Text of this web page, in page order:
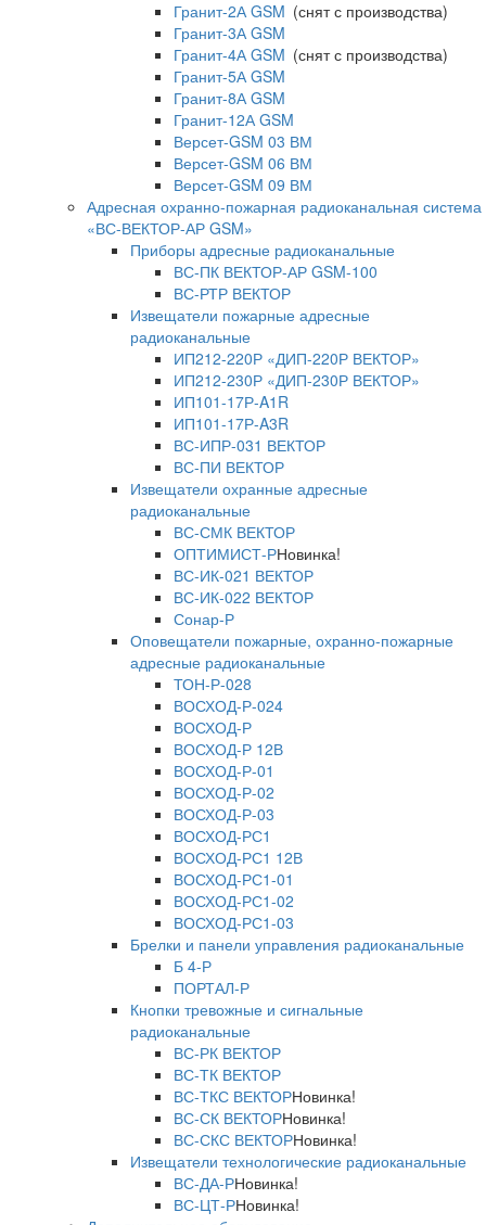
Гранит-2А GSM (снят с производства)
Гранит-3А GSM
Гранит-4А GSM (снят с производства)
Гранит-5А GSM
Гранит-8А GSM
Гранит-12А GSM
Версет-GSM 03 ВМ
Версет-GSM 06 ВМ
Версет-GSM 09 ВМ
Адресная охранно-пожарная радиоканальная система
«ВС-ВЕКТОР-АР GSM»
Приборы адресные радиоканальные
ВС-ПК ВЕКТОР-АР GSM-100
ВС-РТР ВЕКТОР
Извещатели пожарные адресные
радиоканальные
ИП212-220Р «ДИП-220Р ВЕКТОР»
ИП212-230Р «ДИП-230Р ВЕКТОР»
ИП101-17Р-A1R
ИП101-17Р-A3R
ВС-ИПР-031 ВЕКТОР
ВС-ПИ ВЕКТОР
Извещатели охранные адресные
радиоканальные
ВС-СМК ВЕКТОР
ОПТИМИСТ-РНовинка!
ВС-ИК-021 ВЕКТОР
ВС-ИК-022 ВЕКТОР
Сонар-Р
Оповещатели пожарные, охранно-пожарные
адресные радиоканальные
ТОН-Р-028
ВОСХОД-Р-024
ВОСХОД-Р
ВОСХОД-Р 12В
ВОСХОД-Р-01
ВОСХОД-Р-02
ВОСХОД-Р-03
ВОСХОД-РС1
ВОСХОД-РС1 12В
ВОСХОД-РС1-01
ВОСХОД-РС1-02
ВОСХОД-РС1-03
Брелки и панели управления радиоканальные
Б 4-Р
ПОРТАЛ-Р
Кнопки тревожные и сигнальные
радиоканальные
ВС-РК ВЕКТОР
ВС-ТК ВЕКТОР
ВС-ТКС ВЕКТОРНовинка!
ВС-СК ВЕКТОРНовинка!
ВС-СКС ВЕКТОРНовинка!
Извещатели технологические радиоканальные
ВС-ДА-РНовинка!
ВС-ЦТ-РНовинка!